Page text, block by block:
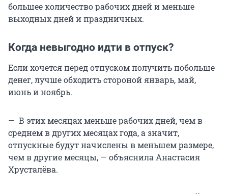
большее количество рабочих дней и меньше
выходных дней и праздничных.
Когда невыгодно идти в отпуск?
Если хочется перед отпуском получить побольше
денег, лучше обходить стороной январь, май,
июнь и ноябрь.
— В этих месяцах меньше рабочих дней, чем в
среднем в других месяцах года, а значит,
отпускные будут начислены в меньшем размере,
чем в другие месяцы, — объяснила Анастасия
Хрусталёва.